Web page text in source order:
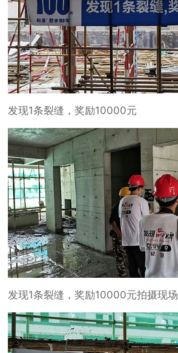
发现1条裂缝，奖励10000元
发现1条裂缝，奖励10000元拍摄现场